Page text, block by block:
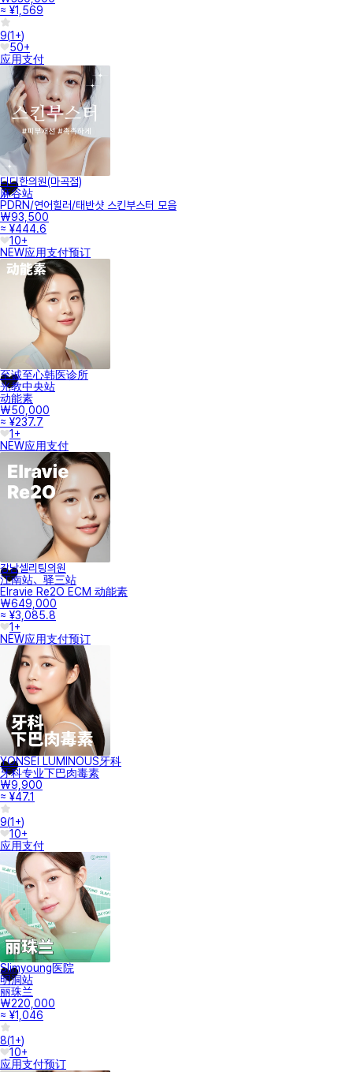
≈ ¥1,569
9(1+)
50+
应用支付
디디한의원(마곡점)
麻谷站
PDRN/연어힐러/태반샷 스킨부스터 모음
₩93,500
≈ ¥444.6
10+
NEW应用支付预订
至诚至心韩医诊所
光教中央站
动能素
₩50,000
≈ ¥237.7
1+
NEW应用支付
강남셀리팅의원
江南站、驿三站
Elravie Re2O ECM 动能素
₩649,000
≈ ¥3,085.8
1+
NEW应用支付预订
YONSEI LUMINOUS牙科
牙科专业下巴肉毒素
₩9,900
≈ ¥47.1
9(1+)
10+
应用支付
Slimyoung医院
明洞站
丽珠兰
₩220,000
≈ ¥1,046
8(1+)
10+
应用支付预订